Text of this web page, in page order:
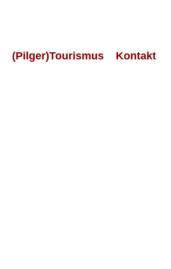
(Pilger)Tourismus Kontakt